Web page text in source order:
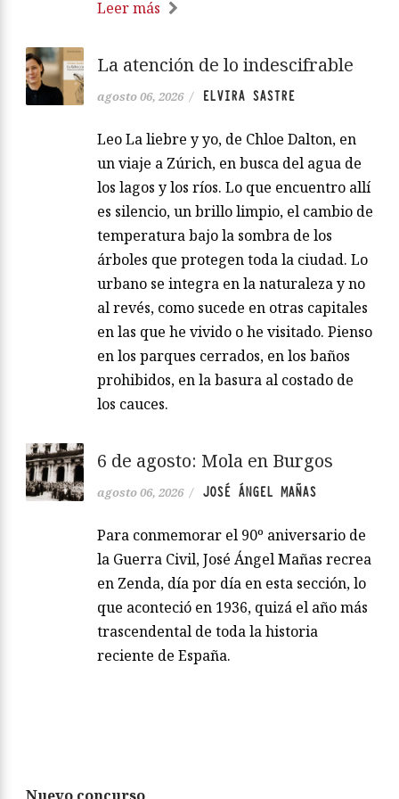
Leer más
La atención de lo indescifrable
agosto 06, 2026 / ELVIRA SASTRE
Leo La liebre y yo, de Chloe Dalton, en
un viaje a Zúrich, en busca del agua de
los lagos y los ríos. Lo que encuentro allí
es silencio, un brillo limpio, el cambio de
temperatura bajo la sombra de los
árboles que protegen toda la ciudad. Lo
urbano se integra en la naturaleza y no
al revés, como sucede en otras capitales
en las que he vivido o he visitado. Pienso
en los parques cerrados, en los baños
prohibidos, en la basura al costado de
los cauces.
6 de agosto: Mola en Burgos
agosto 06, 2026 / JOSÉ ÁNGEL MAÑAS
Para conmemorar el 90º aniversario de
la Guerra Civil, José Ángel Mañas recrea
en Zenda, día por día en esta sección, lo
que aconteció en 1936, quizá el año más
trascendental de toda la historia
reciente de España.